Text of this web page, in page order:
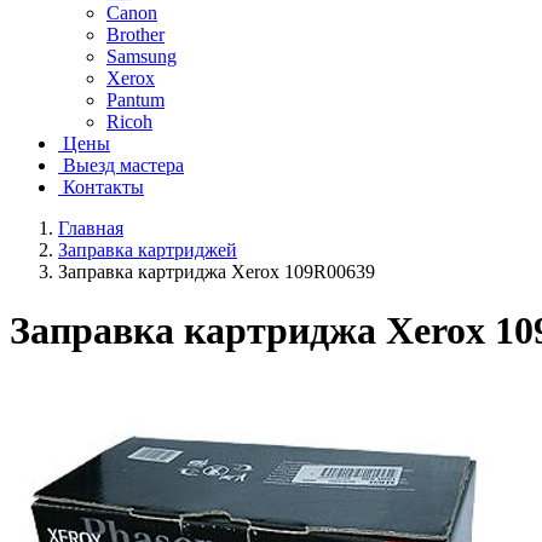
Canon
Brother
Samsung
Xerox
Pantum
Ricoh
Цены
Выезд мастера
Контакты
Главная
Заправка картриджей
Заправка картриджа Xerox 109R00639
Заправка картриджа Xerox